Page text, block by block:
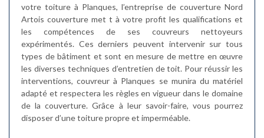
votre toiture à Planques, l’entreprise de couverture Nord
Artois couverture met t à votre profit les qualifications et
les compétences de ses couvreurs nettoyeurs
expérimentés. Ces derniers peuvent intervenir sur tous
types de bâtiment et sont en mesure de mettre en œuvre
les diverses techniques d’entretien de toit. Pour réussir les
interventions, couvreur à Planques se munira du matériel
adapté et respectera les règles en vigueur dans le domaine
de la couverture. Grâce à leur savoir-faire, vous pourrez
disposer d’une toiture propre et imperméable.